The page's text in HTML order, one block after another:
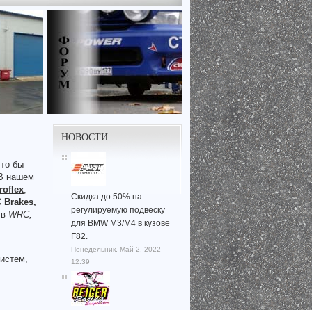
бы
нашем
,
Brakes,
WRC,
НОВОСТИ
Скидка до 50% на
регулируемую подвеску
для BMW M3/M4 в кузове
F82.
Понедельник, Май 2, 2022 -
12:39